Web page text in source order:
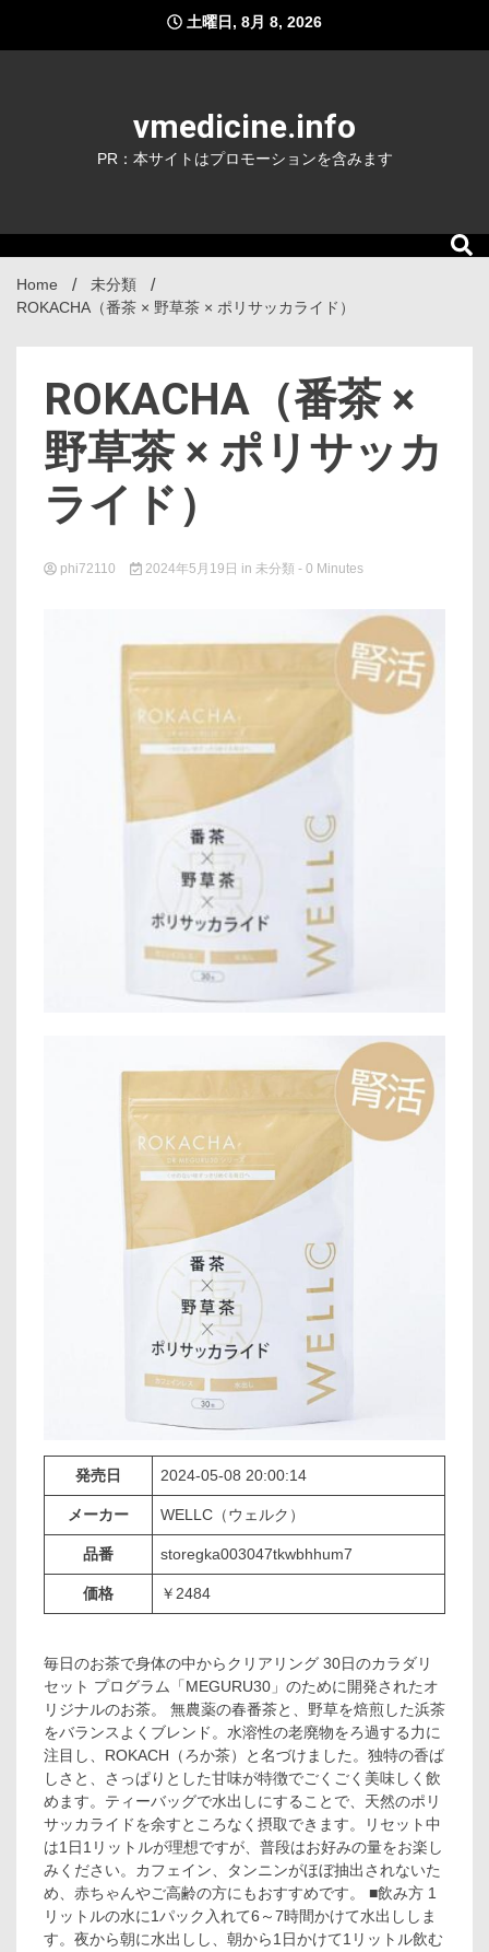
content
土曜日, 8月 8, 2026
vmedicine.info
PR：本サイトはプロモーションを含みます
Home
未分類
ROKACHA（番茶 × 野草茶 × ポリサッカライド）
ROKACHA（番茶 ×
野草茶 × ポリサッカ
ライド）
phi72110 2024年5月19日 in 未分類 - 0 Minutes
発売日 2024-05-08 20:00:14
メーカー WELLC（ウェルク）
品番 storegka003047tkwbhhum7
価格 ￥2484
毎日のお茶で身体の中からクリアリング 30日のカラダリ
セット プログラム「MEGURU30」のために開発されたオ
リジナルのお茶。 無農薬の春番茶と、野草を焙煎した浜茶
をバランスよくブレンド。水溶性の老廃物をろ過する力に
注目し、ROKACH（ろか茶）と名づけました。独特の香ば
しさと、さっぱりとした甘味が特徴でごくごく美味しく飲
めます。ティーバッグで水出しにすることで、天然のポリ
サッカライドを余すところなく摂取できます。リセット中
は1日1リットルが理想ですが、普段はお好みの量をお楽し
みください。カフェイン、タンニンがほぼ抽出されないた
め、赤ちゃんやご高齢の方にもおすすめです。 ■飲み方 1
リットルの水に1パック入れて6～7時間かけて水出ししま
す。夜から朝に水出しし、朝から1日かけて1リットル飲む